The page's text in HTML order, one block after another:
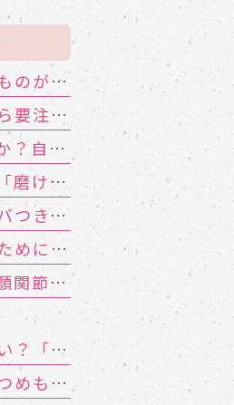
つめもの・かぶせものが外れる！ その寿命と原因は？
歯ぐきが下がったら要注意！大人に多い根元むし歯
見逃していませんか？自分や家族のお口の機能低下のサイン
「磨いている」と「磨けている」は別物!?歯ブラシが届かない汚れの対策
気になるお口のネバつき、放置しても大丈夫？
子どもの歯を守るために 知っておきたい「むし歯の4要素」
長時間のスマホで顎関節症に!? お口のトラブルを招く「TCH（歯列接触癖）」とは
原因はそこじゃない？「歯の痛み」の意外な落とし穴
保険でできる白いつめもの「CR（コンポジットレジン）」とは？